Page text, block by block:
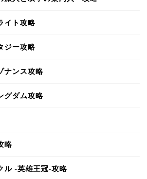
イト攻略
ジー攻略
ナンス攻略
グダム攻略
略
ル -英雄王冠-攻略